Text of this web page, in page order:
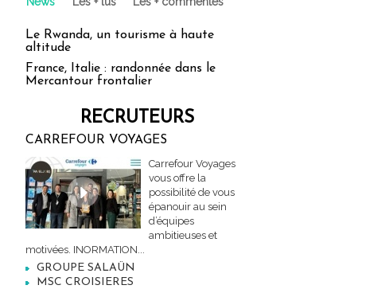
Le Rwanda, un tourisme à haute
altitude
France, Italie : randonnée dans le
Mercantour frontalier
RECRUTEURS
CARREFOUR VOYAGES
Carrefour Voyages
vous offre la
possibilité de vous
épanouir au sein
d’équipes
ambitieuses et
motivées. INORMATION...
GROUPE SALAÜN
MSC CROISIERES